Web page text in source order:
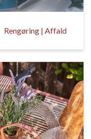
Rengøring | Affald